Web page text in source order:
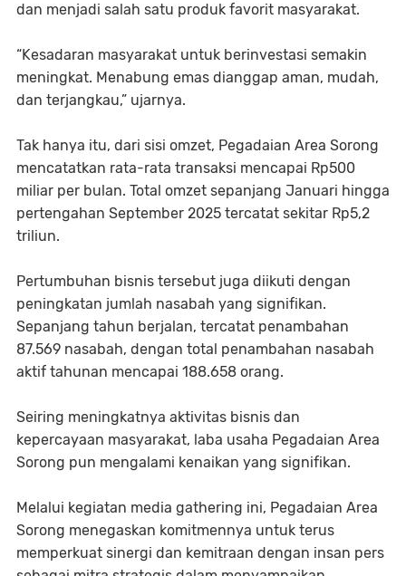
dan menjadi salah satu produk favorit masyarakat.
“Kesadaran masyarakat untuk berinvestasi semakin
meningkat. Menabung emas dianggap aman, mudah,
dan terjangkau,” ujarnya.
Tak hanya itu, dari sisi omzet, Pegadaian Area Sorong
mencatatkan rata-rata transaksi mencapai Rp500
miliar per bulan. Total omzet sepanjang Januari hingga
pertengahan September 2025 tercatat sekitar Rp5,2
triliun.
Pertumbuhan bisnis tersebut juga diikuti dengan
peningkatan jumlah nasabah yang signifikan.
Sepanjang tahun berjalan, tercatat penambahan
87.569 nasabah, dengan total penambahan nasabah
aktif tahunan mencapai 188.658 orang.
Seiring meningkatnya aktivitas bisnis dan
kepercayaan masyarakat, laba usaha Pegadaian Area
Sorong pun mengalami kenaikan yang signifikan.
Melalui kegiatan media gathering ini, Pegadaian Area
Sorong menegaskan komitmennya untuk terus
memperkuat sinergi dan kemitraan dengan insan pers